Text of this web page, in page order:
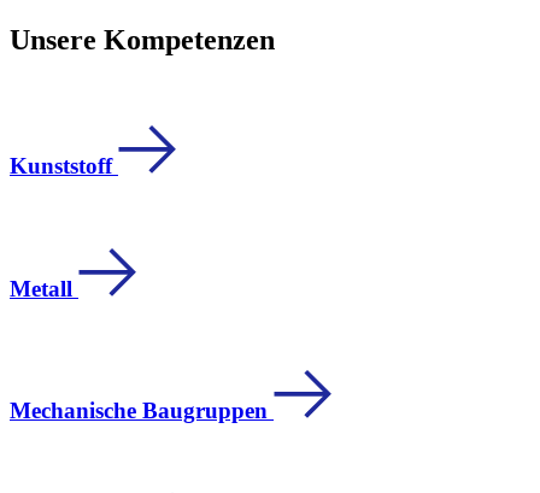
Unsere Kompetenzen
Kunststoff
Metall
Mechanische Baugruppen